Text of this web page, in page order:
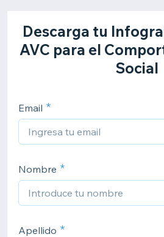
Descarga tu
AVC para el
Social
Email
Nombre
Apellido